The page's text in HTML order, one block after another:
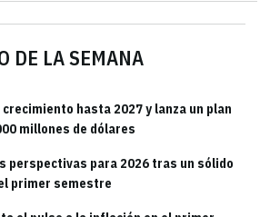
DE LA SEMANA
hasta 2027 y lanza un plan
millones de dólares
perspectivas para 2026 tras un sólido
primer semestre